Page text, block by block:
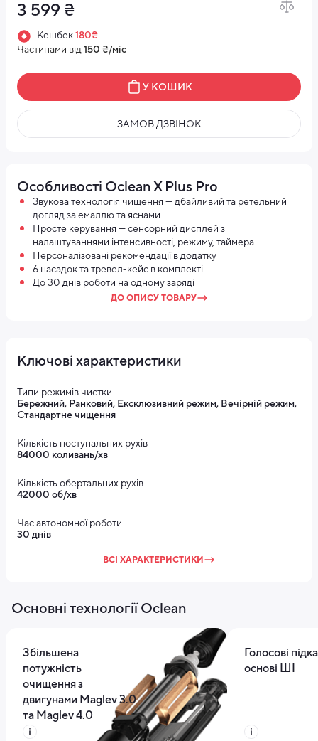
3 599 ₴
У КОШИК
ЗАМОВ ДЗВІНОК
Кешбек180₴
Частинами від 150 ₴/міс
Особливості Oclean X Plus Pro
Звукова технологія чищення — дбайливий та ретельний
догляд за емаллю та яснами
Просте керування — сенсорний дисплей з
налаштуваннями інтенсивності, режиму, таймера
Персоналізовані рекомендації в додатку
6 насадок та тревел-кейс в комплекті
До 30 днів роботи на одному заряді
ДО ОПИСУ ТОВАРУ
Ключові характеристики
Типи режимів чистки
Бережний, Ранковий, Ексклюзивний режим, Вечірній режим,
Стандартне чищення
Кількість поступальних рухів
84000 коливань/хв
Кількість обертальних рухів
42000 об/хв
Час автономної роботи
30 днів
ВСІ ХАРАКТЕРИСТИКИ
Основні технології Oclean
Збільшена
потужність
очищення з
двигунами Maglev 3.0
та Maglev 4.0
Голосові
основі ШІ